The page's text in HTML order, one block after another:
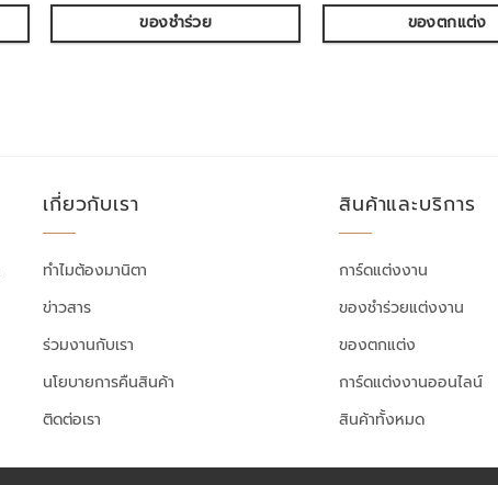
ของชำร่วย ของตกแต่ง
เกี่ยวกับเรา
ทำไมต้องมานิตา
ข่าวสาร
ร่วมงานกับเรา
นโยบายการคืนสินค้า
ติดต่อเรา
สินค้าและบริการ
การ์ดแต่งงาน
ของชำร่วยแต่งงาน
ของตกแต่ง
การ์ดแต่งงานออนไลน์
สินค้าทั้งหมด